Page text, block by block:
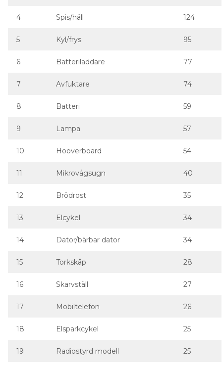
4 Spis/häll 124
5 Kyl/frys 95
6 Batteriladdare 77
7 Avfuktare 74
8 Batteri 59
9 Lampa 57
10 Hooverboard 54
11 Mikrovågsugn 40
12 Brödrost 35
13 Elcykel 34
14 Dator/bärbar dator 34
15 Torkskåp 28
16 Skarvställ 27
17 Mobiltelefon 26
18 Elsparkcykel 25
19 Radiostyrd modell 25